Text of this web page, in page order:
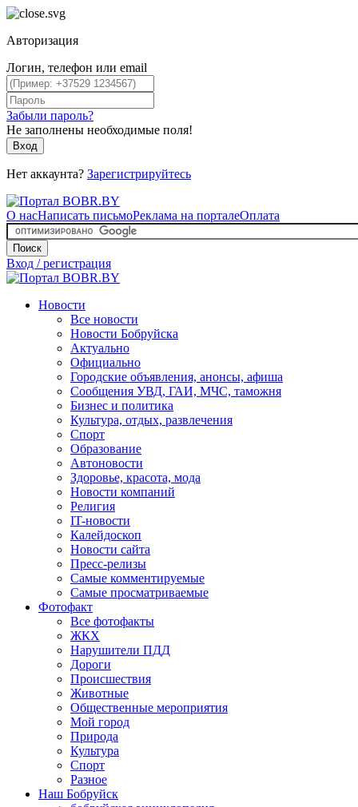
Авторизация
Логин, телефон или email
Забыли пароль?
Не заполнены необходимые поля!
Вход
Нет аккаунта? Зарегистрируйтесь
О насНаписать письмоРеклама на порталеОплата
Поиск
Вход / регистрация
Новости
Все новости
Новости Бобруйска
Актуально
Официально
Городские объявления, анонсы, афиша
Сообщения УВД, ГАИ, МЧС, таможня
Бизнес и политика
Культура, отдых, развлечения
Спорт
Образование
Автоновости
Здоровье, красота, мода
Новости компаний
Религия
IT-новости
Калейдоскоп
Новости сайта
Пресс-релизы
Самые комментируемые
Самые просматриваемые
Фотофакт
Все фотофакты
ЖКХ
Нарушители ПДД
Дороги
Происшествия
Животные
Общественные мероприятия
Мой город
Природа
Культура
Спорт
Разное
Наш Бобруйск